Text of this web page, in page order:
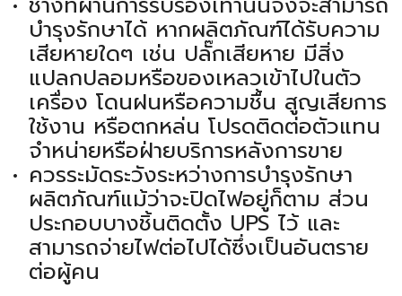
บำรุงรักษาได้ หากผลิตภัณฑ์ได้รับความ
เสียหายใดๆ เช่น ปลั๊กเสียหาย มีสิ่ง
แปลกปลอมหรือของเหลวเข้าไปในตัว
เครื่อง โดนฝนหรือความชื้น สูญเสียการ
ใช้งาน หรือตกหล่น โปรดติดต่อตัวแทน
จำหน่ายหรือฝ่ายบริการหลังการขาย
ควรระมัดระวังระหว่างการบำรุงรักษา
ผลิตภัณฑ์แม้ว่าจะปิดไฟอยู่ก็ตาม ส่วน
ประกอบบางชิ้นติดตั้ง UPS ไว้ และ
สามารถจ่ายไฟต่อไปได้ซึ่งเป็นอันตราย
ต่อผู้คน